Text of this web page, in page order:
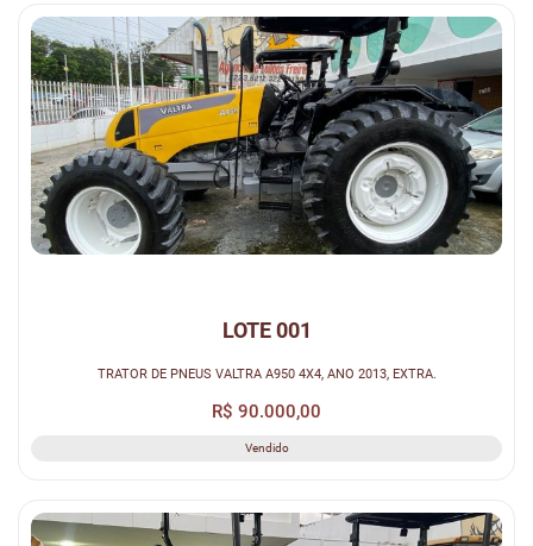
LOTE 001
TRATOR DE PNEUS VALTRA A950 4X4, ANO 2013, EXTRA.
R$ 90.000,00
Vendido